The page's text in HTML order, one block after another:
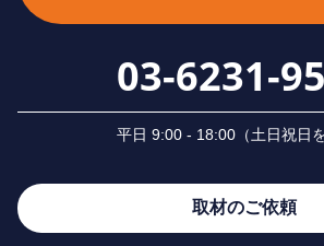
03-6231-
平⽇ 9:00 - 18:00（⼟⽇祝⽇を
取材のご依頼